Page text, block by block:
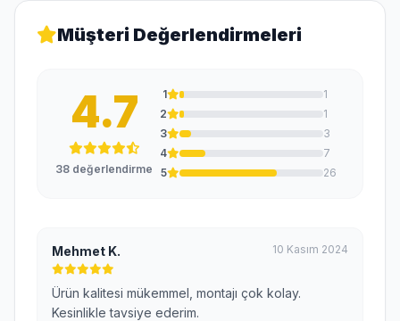
Müşteri Değerlendirmeleri
4.7
38 değerlendirme
1
1
2
1
3
3
4
7
5
26
Mehmet K. 10 Kasım 2024
Ürün kalitesi mükemmel, montajı çok kolay.
Kesinlikle tavsiye ederim.